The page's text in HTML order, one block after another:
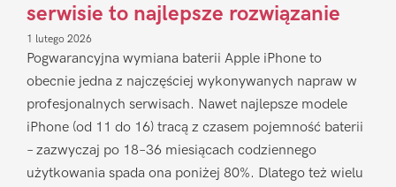
serwisie to najlepsze rozwiązanie
1 lutego 2026
Pogwarancyjna wymiana baterii Apple iPhone to
obecnie jedna z najczęściej wykonywanych napraw w
profesjonalnych serwisach. Nawet najlepsze modele
iPhone (od 11 do 16) tracą z czasem pojemność baterii
– zazwyczaj po 18–36 miesiącach codziennego
użytkowania spada ona poniżej 80%. Dlatego też wielu